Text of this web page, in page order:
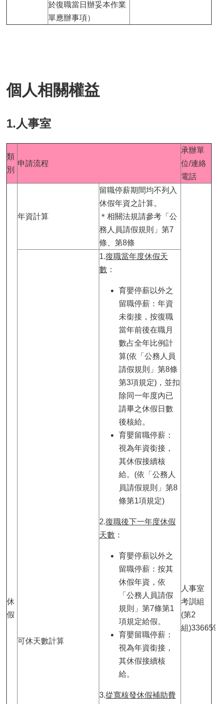
於復職當日辦妥本作業
單應辦事項）
個人相關權益
1.人事室
類
別
申請流程
承辦單
位/連絡
電話
休
假
年資計算
留職停薪期間均不列入
休假年資之計算。
＊相關法規請參考「公
務人員請假規則」第7
條、第8條
人事室
考訓組
(第2
組
可休天數計算
1.復職當年度休假天
數 ：
育嬰停薪以外之
留職停薪：年資
未銜接，按復職
當年前後在職月
數占全年比例計
算(依「公務人員
請假規則」第8條
第3項規定)，並扣
除同一年度內已
請畢之休假日數
後核給。
育嬰留職停薪：
視為年資銜接，
其休假接續核
給。(依「公務人
員請假規則」第8
條第1項規定)
2.復職後下一年度休假
天數 ：
育嬰停薪以外之
留職停薪：按其
休假年資，依
「公務人員請假
規則」第7條第1
項規定給假。
育嬰留職停薪：
視為年資銜接，
其休假接續核
給。
3.從寬核發休假補助費